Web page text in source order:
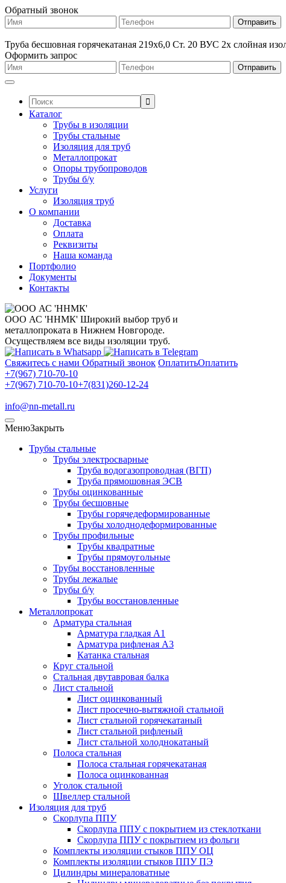
Обратный звонок
Труба бесшовная горячекатаная 219х6,0 Ст. 20 ВУС 2х слойная
Оформить запрос
Поиск:
Каталог
Трубы в изоляции
Трубы стальные
Изоляция для труб
Металлопрокат
Опоры трубопроводов
Трубы б/у
Услуги
Изоляция труб
О компании
Доставка
Оплата
Реквизиты
Наша команда
Портфолио
Документы
Контакты
ООО АС 'ННМК' Широкий выбор труб и
металлопроката в Нижнем Новгороде.
Осуществляем все виды изоляции труб.
Свяжитесь с нами Обратный звонок ОплатитьОплатить
+7(967) 710-70-10
+7(967) 710-70-10+7(831)260-12-24
info@nn-metall.ru
МенюЗакрыть
Трубы стальные
Трубы электросварные
Труба водогазопроводная (ВГП)
Труба прямошовная ЭСВ
Трубы оцинкованные
Трубы бесшовные
Трубы горячедеформированные
Трубы холоднодеформированные
Трубы профильные
Трубы квадратные
Трубы прямоугольные
Трубы восстановленные
Трубы лежалые
Трубы б/у
Трубы восстановленные
Металлопрокат
Арматура стальная
Арматура гладкая А1
Арматура рифленая А3
Катанка стальная
Круг стальной
Стальная двутавровая балка
Лист стальной
Лист оцинкованный
Лист просечно-вытяжной стальной
Лист стальной горячекатаный
Лист стальной рифленый
Лист стальной холоднокатаный
Полоса стальная
Полоса стальная горячекатаная
Полоса оцинкованная
Уголок стальной
Швеллер стальной
Изоляция для труб
Скорлупа ППУ
Скорлупа ППУ с покрытием из стеклоткани
Скорлупа ППУ с покрытием из фольги
Комплекты изоляции стыков ППУ ОЦ
Комплекты изоляции стыков ППУ ПЭ
Цилиндры минераловатные